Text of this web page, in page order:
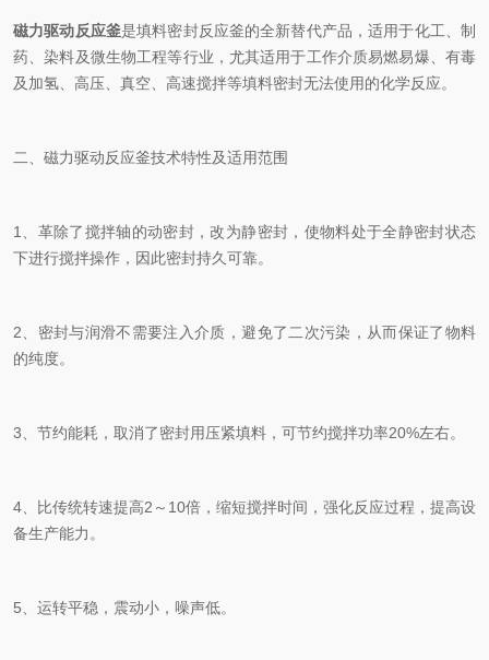
磁力驱动反应釜是填料密封反应釜的全新替代产品，适用于化工、制
药、染料及微生物工程等行业，尤其适用于工作介质易燃易爆、有毒
及加氢、高压、真空、高速搅拌等填料密封无法使用的化学反应。
二、磁力驱动反应釜技术特性及适用范围
1、革除了搅拌轴的动密封，改为静密封，使物料处于全静密封状态
下进行搅拌操作，因此密封持久可靠。
2、密封与润滑不需要注入介质，避免了二次污染，从而保证了物料
的纯度。
3、节约能耗，取消了密封用压紧填料，可节约搅拌功率20%左右。
4、比传统转速提高2～10倍，缩短搅拌时间，强化反应过程，提高设
备生产能力。
5、运转平稳，震动小，噪声低。